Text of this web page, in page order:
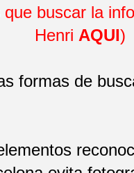
buscar la
Henri AQUI)
formas de